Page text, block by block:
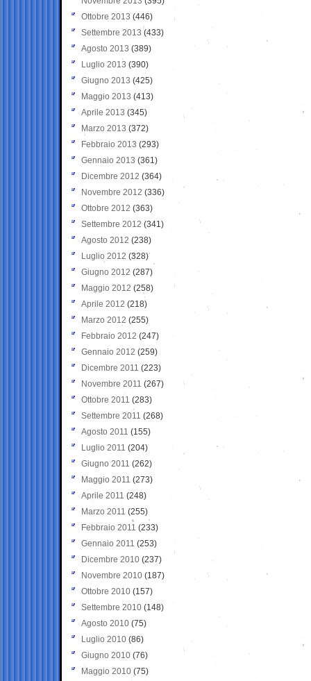
Ottobre 2013 (446)
Settembre 2013 (433)
Agosto 2013 (389)
Luglio 2013 (390)
Giugno 2013 (425)
Maggio 2013 (413)
Aprile 2013 (345)
Marzo 2013 (372)
Febbraio 2013 (293)
Gennaio 2013 (361)
Dicembre 2012 (364)
Novembre 2012 (336)
Ottobre 2012 (363)
Settembre 2012 (341)
Agosto 2012 (238)
Luglio 2012 (328)
Giugno 2012 (287)
Maggio 2012 (258)
Aprile 2012 (218)
Marzo 2012 (255)
Febbraio 2012 (247)
Gennaio 2012 (259)
Dicembre 2011 (223)
Novembre 2011 (267)
Ottobre 2011 (283)
Settembre 2011 (268)
Agosto 2011 (155)
Luglio 2011 (204)
Giugno 2011 (262)
Maggio 2011 (273)
Aprile 2011 (248)
Marzo 2011 (255)
Febbraio 2011 (233)
Gennaio 2011 (253)
Dicembre 2010 (237)
Novembre 2010 (187)
Ottobre 2010 (157)
Settembre 2010 (148)
Agosto 2010 (75)
Luglio 2010 (86)
Giugno 2010 (76)
Maggio 2010 (75)